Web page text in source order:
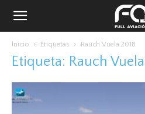
Inicio Etiquetas Rauch Vuela 2018
Etiqueta: Rauch